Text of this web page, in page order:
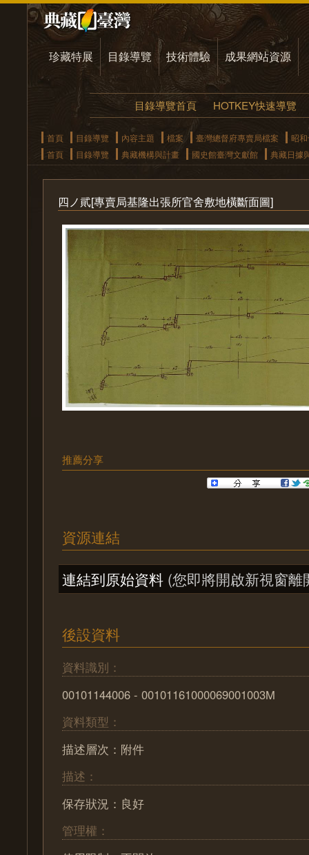
珍藏特展 目錄導覽 技術體驗 成果網站資源
目錄導覽首頁 HOTKEY快速導覽
首頁 目錄導覽 內容主題 檔案 臺灣總督府專賣局檔案
昭
首頁
目錄導覽 典藏機構與計畫 國史館臺灣文獻館 典藏日據
四ノ貮[專賣局基隆出張所官舍敷地橫斷面圖]
推薦分享
資源連結
連結到原始資料 (您即將開啟新視窗離
後設資料
資料識別：
00101144006 - 00101161000069001003M
資料類型：
描述層次：附件
描述：
保存狀況：良好
管理權：